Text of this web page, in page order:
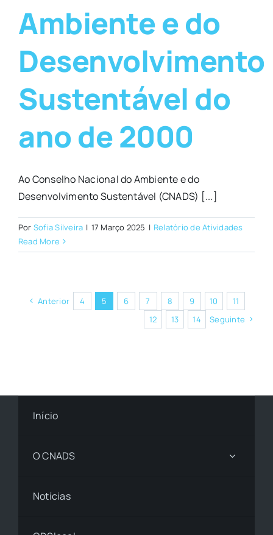
Ambiente e do
Desenvolvimento
Sustentável do
ano de 2000
Ao Conselho Nacional do Ambiente e do
Desenvolvimento Sustentável (CNADS) [...]
Por Sofia Silveira | 17 Março 2025 | Relatório de Atividades
Read More
Anterior 4 5 6 7 8 9 10
11
12
13 14 Seguinte
Início
O CNADS
Notícias